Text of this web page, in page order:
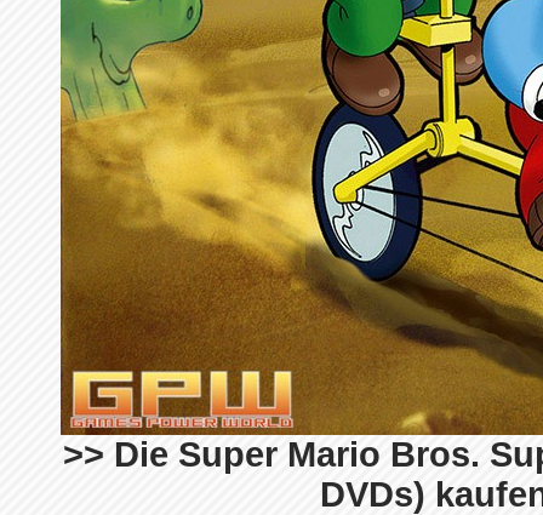
>> Die Super Mario Bros.
DVDs)